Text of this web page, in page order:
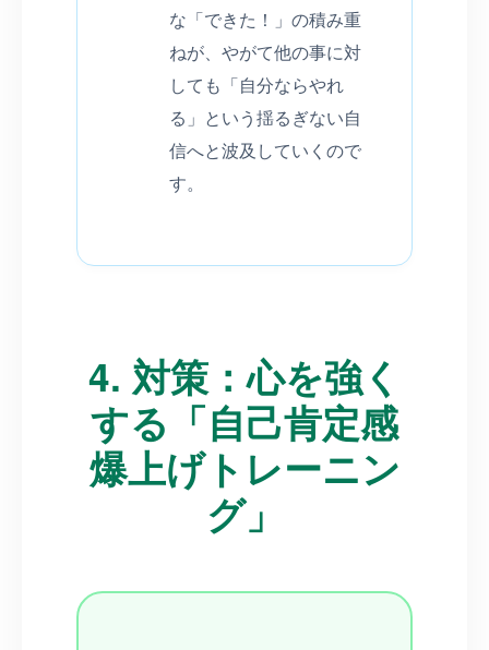
な「できた！」の積み重
ねが、やがて他の事に対
しても「自分ならやれ
る」という揺るぎない自
信へと波及していくので
す。
4. 対策：心を強く
する「自己肯定感
爆上げトレーニン
グ」